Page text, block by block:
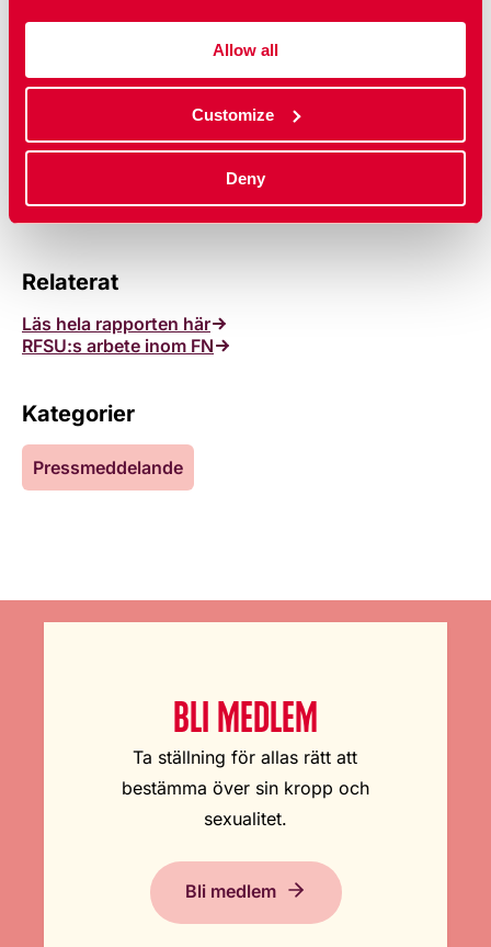
Allow all
Customize
Deny
Se alla våra pressmeddelanden
27 jan 2026
Publicerad: 10 nov 2022
Relaterat
Läs hela rapporten här
RFSU:s arbete inom FN
Kategorier
Pressmeddelande
BLI MEDLEM
Ta ställning för allas rätt att
bestämma över sin kropp och
sexualitet.
Bli medlem